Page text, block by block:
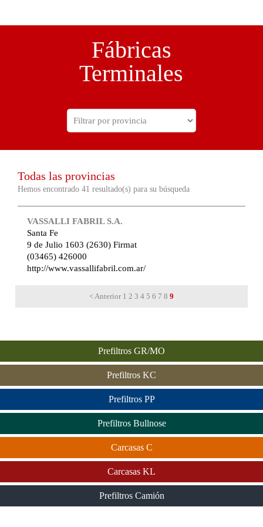
Fábricas
Terminales
Todas las provincias
Hemos encontrado 41 resultado(s) para su búsqueda
VASSALLI FABRIL S.A.
Santa Fe
9 de Julio 1603 (2630) Firmat
(03465) 426000
http://www.vassallifabril.com.ar/
< Anterior 1 2 3 4 5 6 7 8 9
Prefiltros GR/MO
Prefiltros KC
Prefiltros PP
Prefiltros Bullnose
Carcasas C
Carcasas KL
Prefiltros Camión